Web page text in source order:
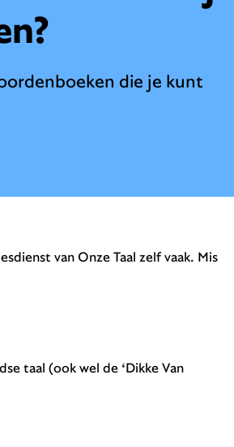
die je kunt
van Onze Taal zelf vaak. Mis
taal (ook wel de ‘Dikke Van